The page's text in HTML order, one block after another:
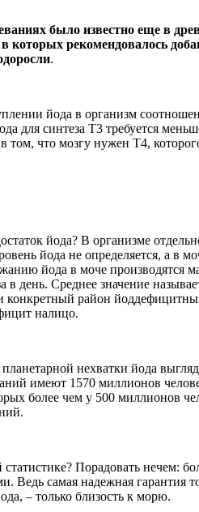
было известно еще в
которых рекомендовалось
.
йода в организм
для синтеза Т3 требуется
том, что мозгу нужен Т4,
йода? В организме
йода не определяется, а в
йода в моче производятся
в день. Среднее значение
конкретный район
налицо.
нехватки йода
имеют 1570 миллионов
более чем у 500 миллионов
статистике? Порадовать нечем:
Ведь самая надежная гарантия
– только близость к морю.